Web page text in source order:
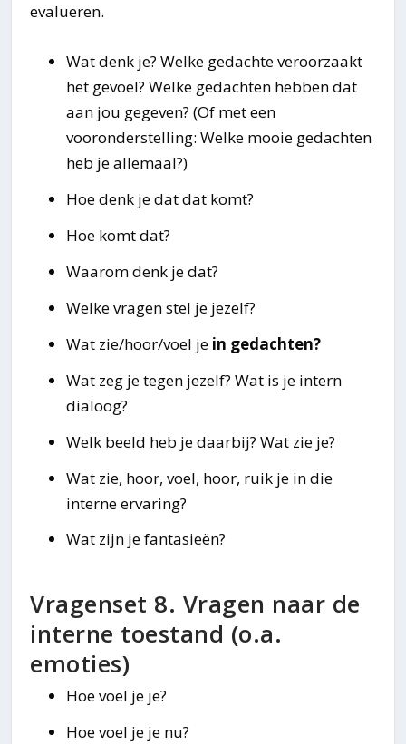
evalueren.
Wat denk je? Welke gedachte veroorzaakt
het gevoel? Welke gedachten hebben dat
aan jou gegeven? (Of met een
vooronderstelling: Welke mooie gedachten
heb je allemaal?)
Hoe denk je dat dat komt?
Hoe komt dat?
Waarom denk je dat?
Welke vragen stel je jezelf?
Wat zie/hoor/voel je in gedachten?
Wat zeg je tegen jezelf? Wat is je intern
dialoog?
Welk beeld heb je daarbij? Wat zie je?
Wat zie, hoor, voel, hoor, ruik je in die
interne ervaring?
Wat zijn je fantasieën?
Vragenset 8. Vragen naar de
interne toestand (o.a.
emoties)
Hoe voel je je?
Hoe voel je je nu?